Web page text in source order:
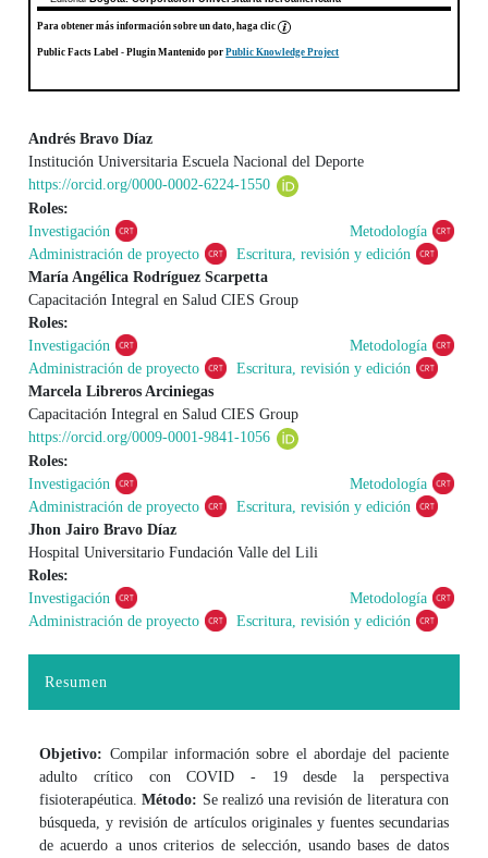
Para obtener más información sobre un dato, haga clic
Public Facts Label - Plugin Mantenido porPublic Knowledge Project
Contenido principal del artículo
Andrés Bravo Díaz
Institución Universitaria Escuela Nacional del Deporte
https://orcid.org/0000-0002-6224-1550
Roles:
Investigación
Metodología
Administración de proyecto
Escritura, revisión y edición
María Angélica Rodríguez Scarpetta
Capacitación Integral en Salud CIES Group
Roles:
Investigación
Metodología
Administración de proyecto
Escritura, revisión y edición
Marcela Libreros Arciniegas
Capacitación Integral en Salud CIES Group
https://orcid.org/0009-0001-9841-1056
Roles:
Investigación
Metodología
Administración de proyecto
Escritura, revisión y edición
Jhon Jairo Bravo Díaz
Hospital Universitario Fundación Valle del Lili
Roles:
Investigación
Metodología
Administración de proyecto
Escritura, revisión y edición
Resumen
Objetivo: Compilar información sobre el abordaje del paciente
adulto crítico con COVID - 19 desde la perspectiva
fisioterapéutica.Método: Se realizó una revisión de literatura con
búsqueda, y revisión de artículos originales y fuentes secundarias
de acuerdo a unos criterios de selección, usando bases de datos